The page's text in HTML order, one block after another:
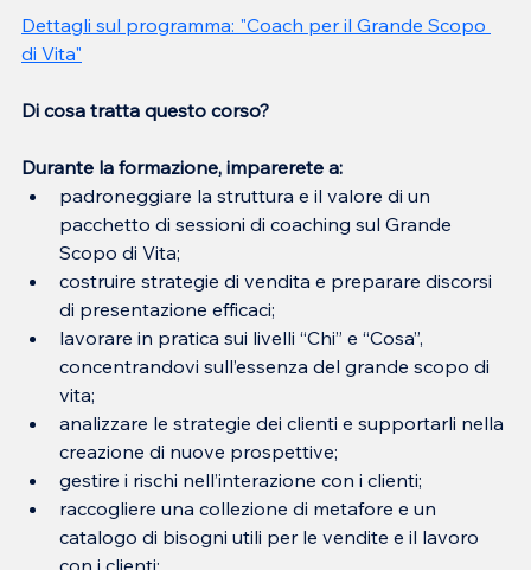
Dettagli sul programma: "Coach per il Grande Scopo
di Vita"
Di cosa tratta questo corso?
Durante la formazione, imparerete a:
padroneggiare la struttura e il valore di un
pacchetto di sessioni di coaching sul Grande
Scopo di Vita;
costruire strategie di vendita e preparare discorsi
di presentazione efficaci;
lavorare in pratica sui livelli “Chi” e “Cosa”,
concentrandovi sull’essenza del grande scopo di
vita;
analizzare le strategie dei clienti e supportarli nella
creazione di nuove prospettive;
gestire i rischi nell’interazione con i clienti;
raccogliere una collezione di metafore e un
catalogo di bisogni utili per le vendite e il lavoro